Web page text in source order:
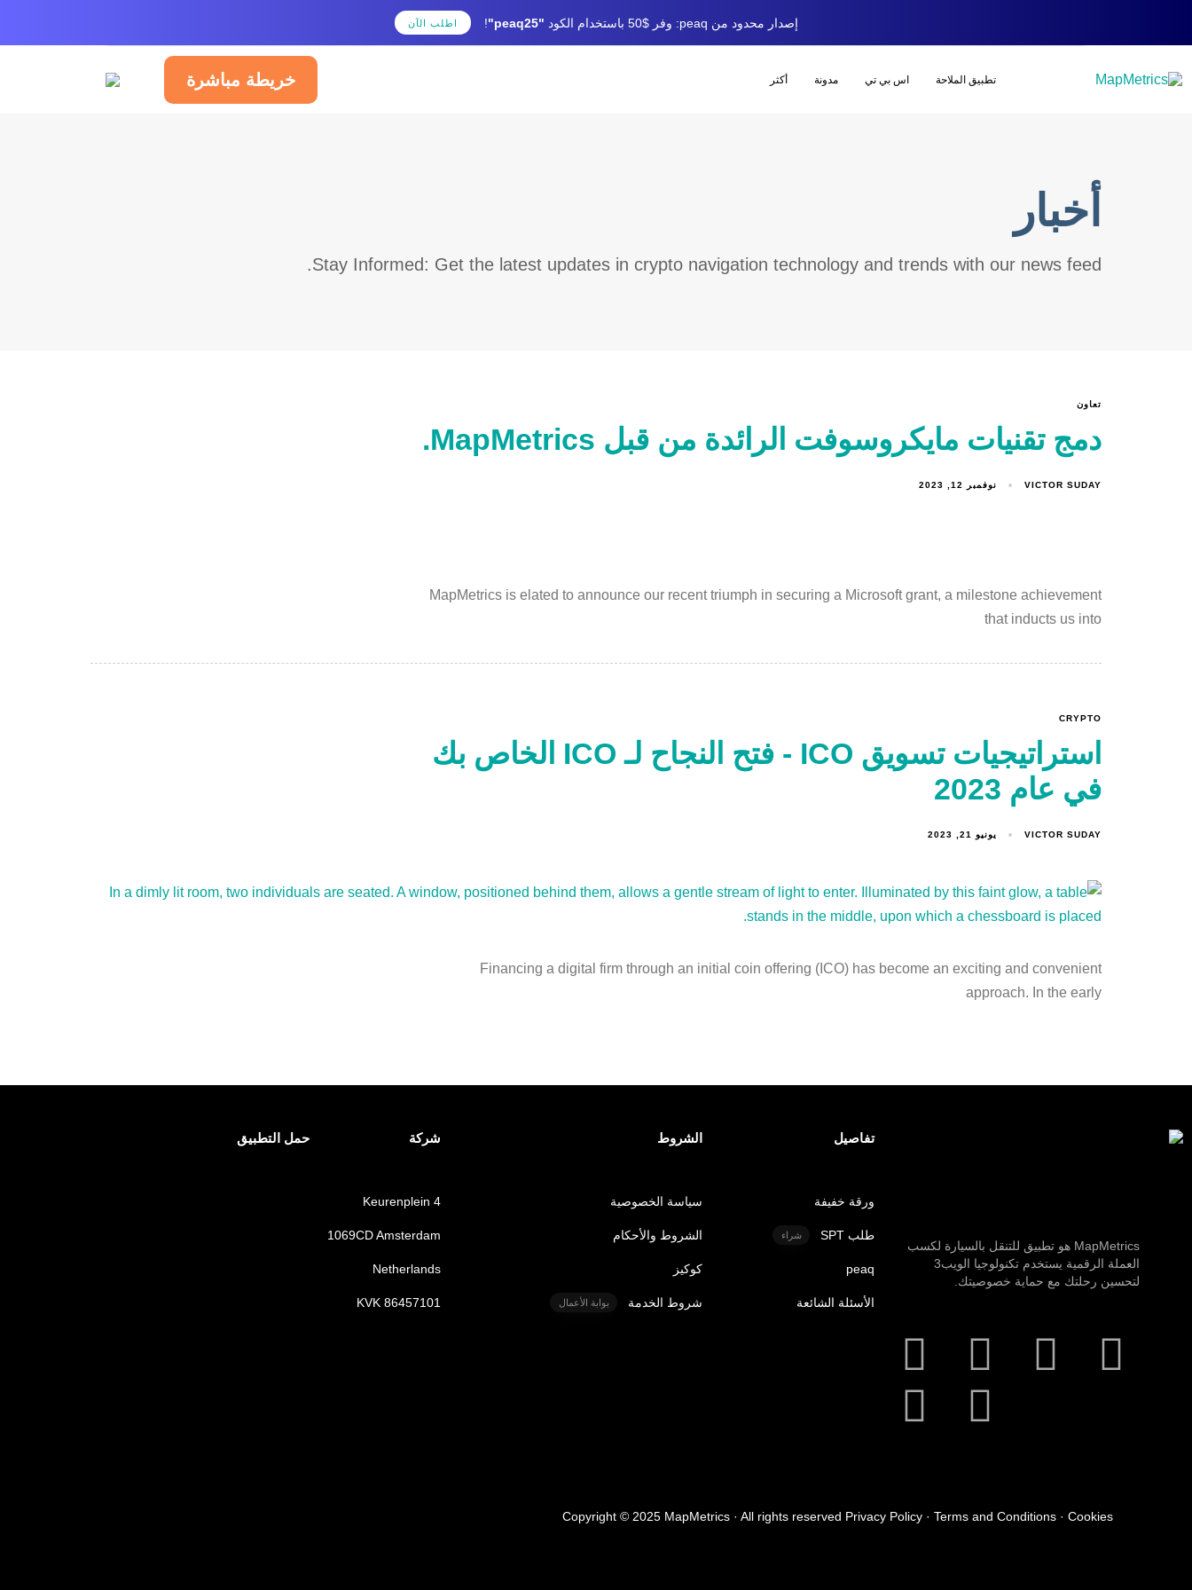
إصدار محدود من peaq: وفر $50 باستخدام الكود "peaq25"
! اطلب الآن
تطبيق الملاحة اس بي تي مدونة أكثر خريطة مباشرة
أخبار
Stay Informed: Get the latest updates in crypto navigation technology and trends with our news feed.
تعاون
دمج تقنيات مايكروسوفت الرائدة من قبل MapMetrics.
VICTOR SUDAY نوفمبر 12, 2023
MapMetrics is elated to announce our recent triumph in securing a Microsoft grant, a milestone achievement
that inducts us into
CRYPTO
استراتيجيات تسويق ICO - فتح النجاح لـ ICO الخاص بك
في عام 2023
VICTOR SUDAY يونيو 21, 2023
Financing a digital firm through an initial coin offering (ICO) has become an exciting and convenient
approach. In the early
MapMetrics هو تطبيق للتنقل بالسيارة لكسب
العملة الرقمية يستخدم تكنولوجيا الويب3
لتحسين رحلتك مع حماية خصوصيتك.
تفاصيل
ورقة خفيفة
طلب SPT شراء
peaq
الأسئلة الشائعة
الشروط
سياسة الخصوصية
الشروط والأحكام
كوكيز
شروط الخدمة بوابة الأعمال
شركة
Keurenplein 4
1069CD Amsterdam
Netherlands
KVK 86457101
حمل التطبيق
Copyright © 2025 MapMetrics · All rights reserved Privacy Policy · Terms and Conditions · Cookies